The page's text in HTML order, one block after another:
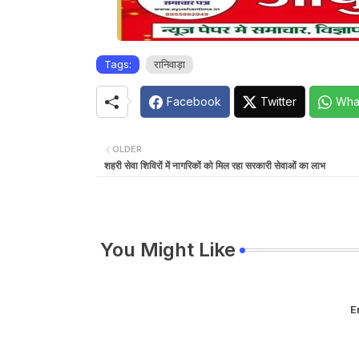
Tags: रानिवाड़ा
Facebook Twitter
OLDER
शहरी सेवा शिविरों में नागरिकों को मिल रहा सरकारी सेवाओं का लाभ
You Might Like